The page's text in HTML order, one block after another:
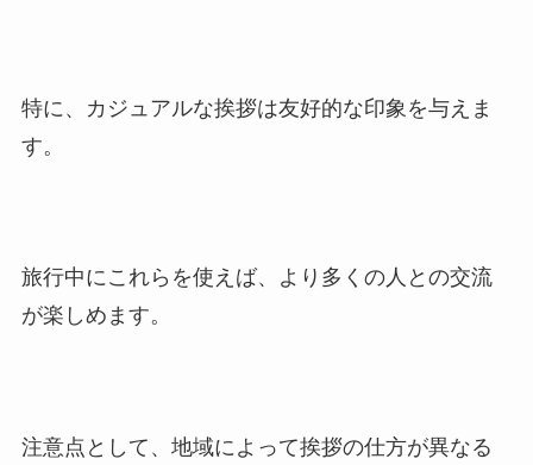
特に、カジュアルな挨拶は友好的な印象を与えま
す。
旅行中にこれらを使えば、より多くの人との交流
が楽しめます。
注意点として、地域によって挨拶の仕方が異なる